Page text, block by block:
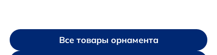
Все товары орнамента